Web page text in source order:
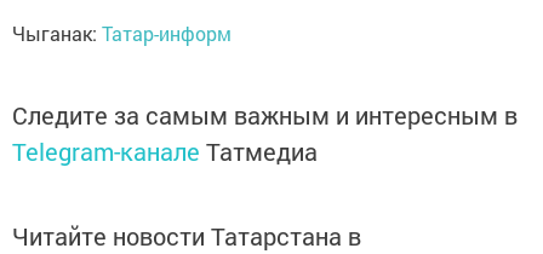
Чыганак: Татар-информ
Следите за самым важным и интересным в
Telegram-канале Татмедиа
Читайте новости Татарстана в